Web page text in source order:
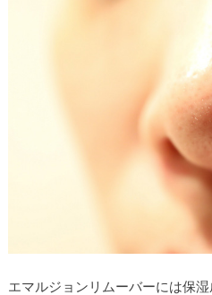
エマルジョンリムーバーには保